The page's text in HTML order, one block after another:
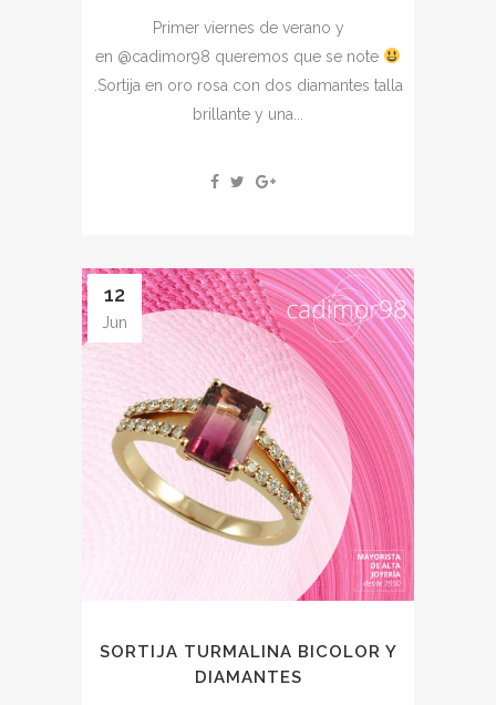
Primer viernes de verano y
en @cadimor98 queremos que se note
.Sortija en oro rosa con dos diamantes talla
brillante y una...
12
Jun
SORTIJA TURMALINA BICOLOR Y
DIAMANTES